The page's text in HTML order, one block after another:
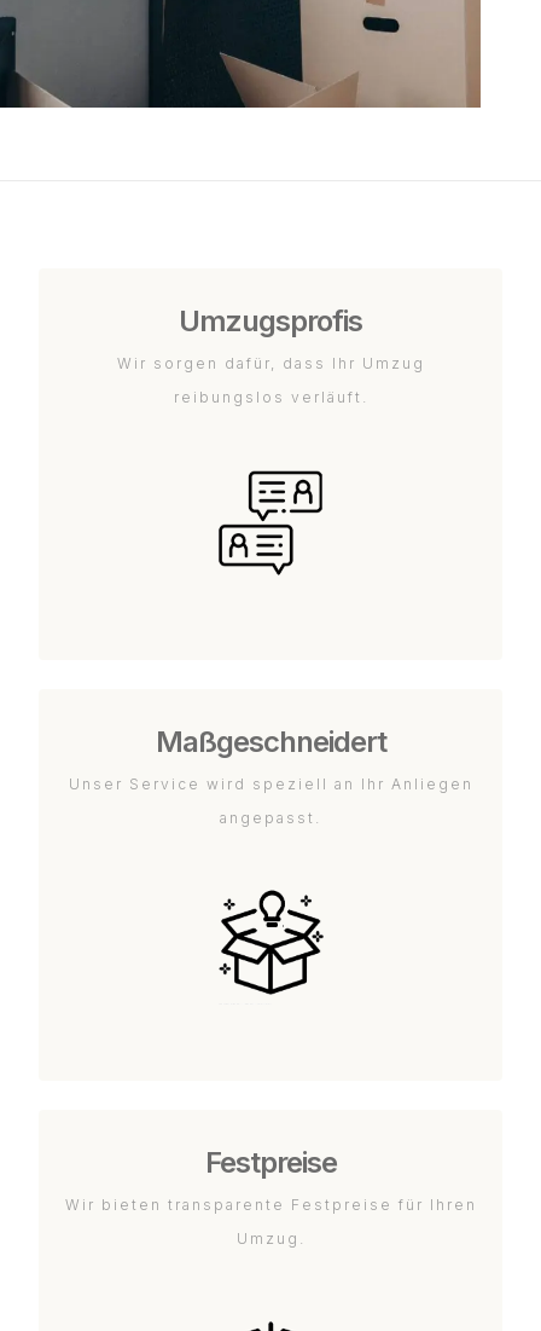
Umzugsprofis
Wir sorgen dafür, dass Ihr Umzug
reibungslos verläuft.
Maßgeschneidert
Unser Service wird speziell an Ihr Anliegen
angepasst.
Festpreise
Wir bieten transparente Festpreise für Ihren
Umzug.